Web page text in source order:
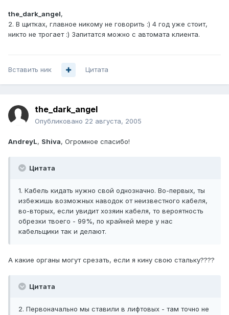
the_dark_angel,
2. В щитках, главное никому не говорить :) 4 год уже стоит,
никто не трогает :) Запитатся можно с автомата клиента.
Вставить ник Цитата
the_dark_angel
Опубликовано 22 августа, 2005
AndreyL, Shiva, Огромное спасибо!
Цитата
1. Кабель кидать нужно свой однозначно. Во-первых, ты
избежишь возможных наводок от неизвестного кабеля,
во-вторых, если увидит хозяин кабеля, то вероятность
обрезки твоего - 99%, по крайней мере у нас
кабельщики так и делают.
А какие органы могут срезать, если я кину свою стальку????
Цитата
2. Первоначально мы ставили в лифтовых - там точно не